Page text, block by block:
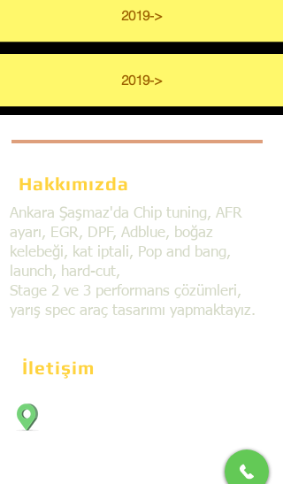
2019->
2019->
Hakkımızda
Ankara Şaşmaz'da Chip tuning, AFR
ayarı, EGR, DPF, Adblue, boğaz
kelebeği, kat iptali, Pop and bang,
launch, hard-cut,
Stage 2 ve 3 performans çözümleri,
yarış spec araç tasarımı yapmaktayız.
İletişim